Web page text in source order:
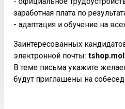
заработная плата по
- адаптация и обучение на
Заинтересованных
электронной почты:
В теме письма укажите
будут приглашены на